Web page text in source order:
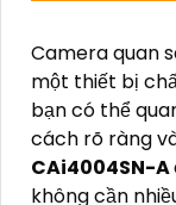
Camera quan
một thiết bị
bạn có thể
cách rõ ràng
CAi4004SN-A
không cần